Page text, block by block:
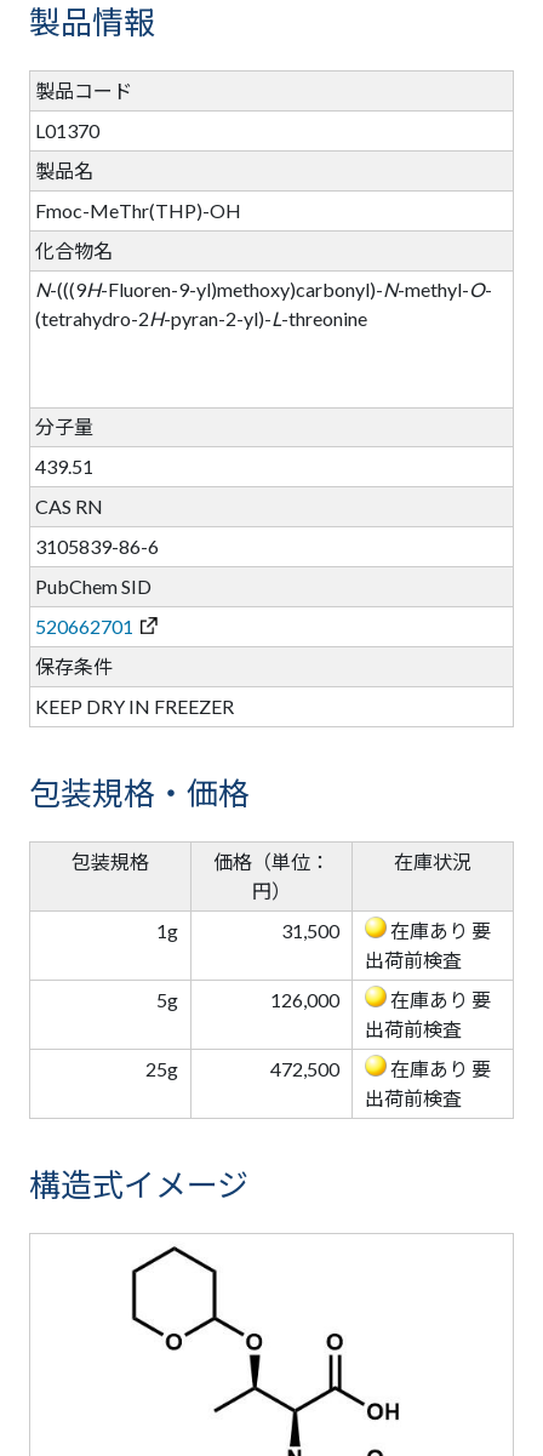
製品情報
製品コード
L01370
製品名
Fmoc-MeThr(THP)-OH
化合物名
N-(((9H-Fluoren-9-yl)methoxy)carbonyl)-N-methyl-O-
(tetrahydro-2H-pyran-2-yl)-L-threonine
分子量
439.51
CAS RN
3105839-86-6
PubChem SID
520662701
保存条件
KEEP DRY IN FREEZER
包装規格・価格
包装規格
価格（単位：
円）
在庫状況
1g 31,500
在庫あり 要
出荷前検査
5g
126,000
在庫あり 要
出荷前検査
25g
472,500
在庫あり 要
出荷前検査
構造式イメージ